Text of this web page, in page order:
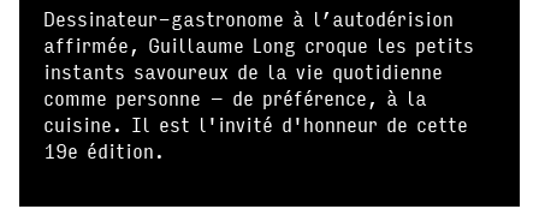
Dessinateur-gastronome à l’autodérision
affirmée, Guillaume Long croque les petits
instants savoureux de la vie quotidienne
comme personne – de préférence, à la
cuisine. Il est l'invité d'honneur de cette
19e édition.